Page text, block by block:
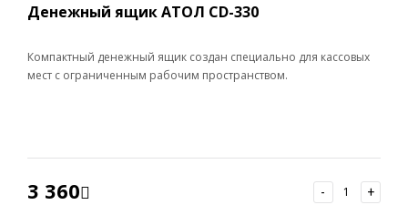
Денежный ящик АТОЛ CD-330
Компактный денежный ящик создан специально для кассовых
мест с ограниченным рабочим пространством.
3 360 - +